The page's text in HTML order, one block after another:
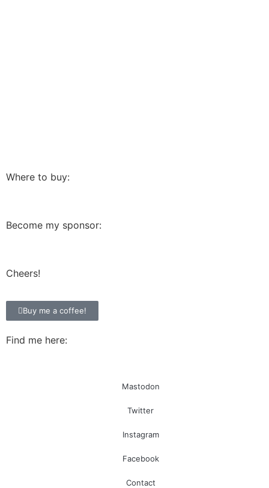
Where to buy:
Become my sponsor:
Cheers!
Buy me a coffee!
Find me here:
Mastodon
Twitter
Instagram
Facebook
Contact